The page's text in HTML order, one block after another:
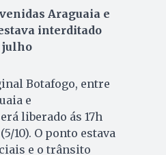
Araguaia e
interditado
julho
Botafogo, entre
e
liberado ás 17h
10). O ponto estava
e o trânsito